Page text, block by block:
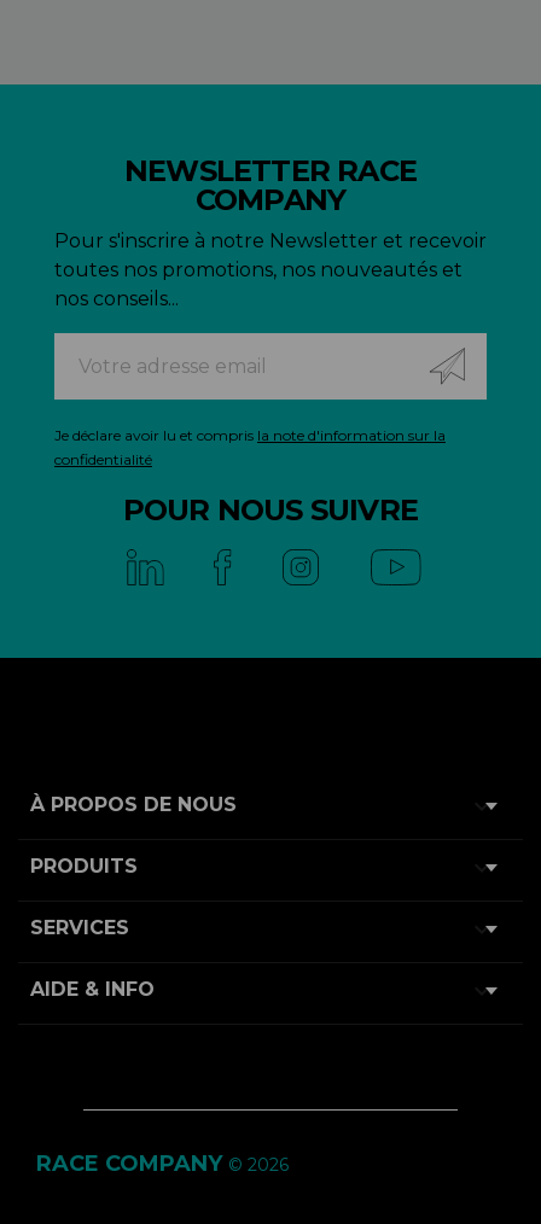
NEWSLETTER RACE
COMPANY
Pour s'inscrire à notre Newsletter et recevoir
toutes nos promotions, nos nouveautés et
nos conseils...
Je déclare avoir lu et compris la note d'information sur la
confidentialité
POUR NOUS SUIVRE
À PROPOS DE NOUS 
PRODUITS 
SERVICES 
AIDE & INFO 
RACE COMPANY © 2026